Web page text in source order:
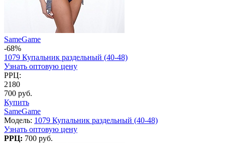
SameGame
-68%
1079 Купальник раздельный (40-48)
Узнать оптовую цену
РРЦ:
2180
700 руб.
Купить
SameGame
Модель: 1079 Купальник раздельный (40-48)
Узнать оптовую цену
РРЦ: 700 руб.